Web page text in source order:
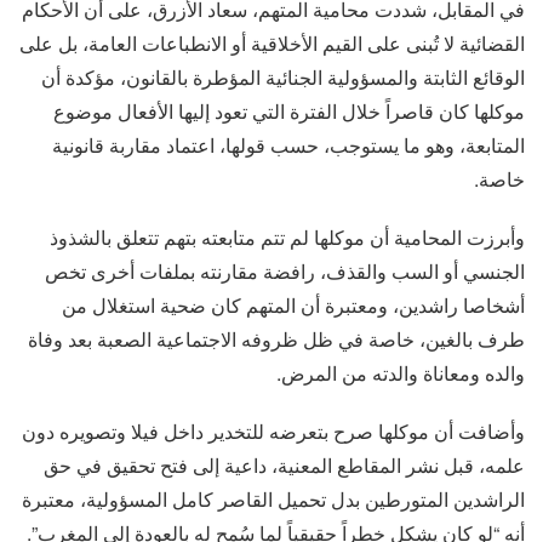
في المقابل، شددت محامية المتهم، سعاد الأزرق، على أن الأحكام
القضائية لا تُبنى على القيم الأخلاقية أو الانطباعات العامة، بل على
الوقائع الثابتة والمسؤولية الجنائية المؤطرة بالقانون، مؤكدة أن
موكلها كان قاصراً خلال الفترة التي تعود إليها الأفعال موضوع
المتابعة، وهو ما يستوجب، حسب قولها، اعتماد مقاربة قانونية
خاصة.
وأبرزت المحامية أن موكلها لم تتم متابعته بتهم تتعلق بالشذوذ
الجنسي أو السب والقذف، رافضة مقارنته بملفات أخرى تخص
أشخاصا راشدين، ومعتبرة أن المتهم كان ضحية استغلال من
طرف بالغين، خاصة في ظل ظروفه الاجتماعية الصعبة بعد وفاة
والده ومعاناة والدته من المرض.
وأضافت أن موكلها صرح بتعرضه للتخدير داخل فيلا وتصويره دون
علمه، قبل نشر المقاطع المعنية، داعية إلى فتح تحقيق في حق
الراشدين المتورطين بدل تحميل القاصر كامل المسؤولية، معتبرة
أنه “لو كان يشكل خطراً حقيقياً لما سُمح له بالعودة إلى المغرب”.